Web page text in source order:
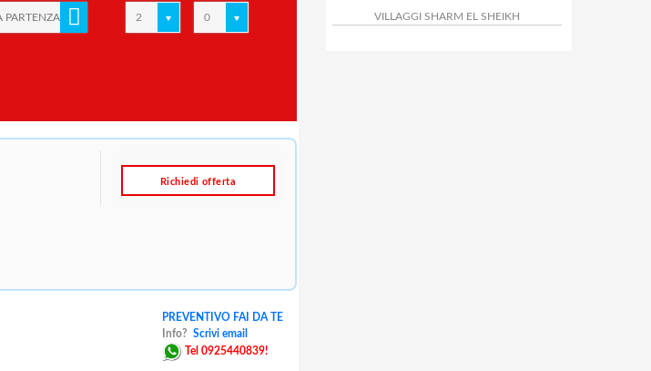
2 0
Richiedi offerta
PREVENTIVO FAI DA TE
Info? Scrivi email
Tel 0925440839!
VILLAGGI SHARM EL SHEIKH